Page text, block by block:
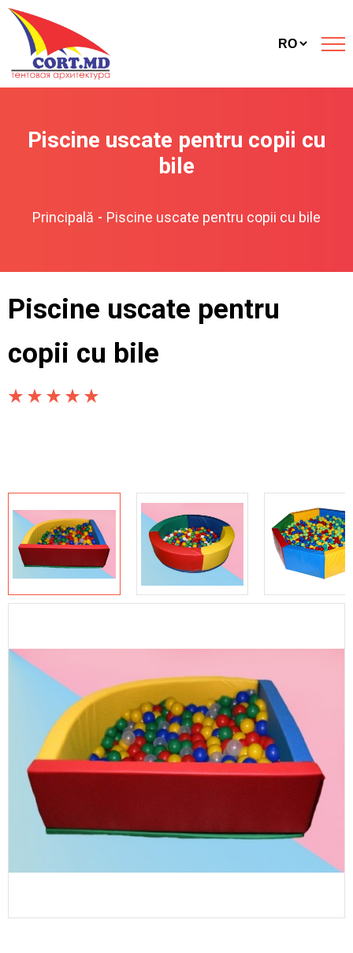
Piscine uscate pentru copii cu
bile
Principală - Piscine uscate pentru copii cu bile
Piscine uscate pentru
copii cu bile